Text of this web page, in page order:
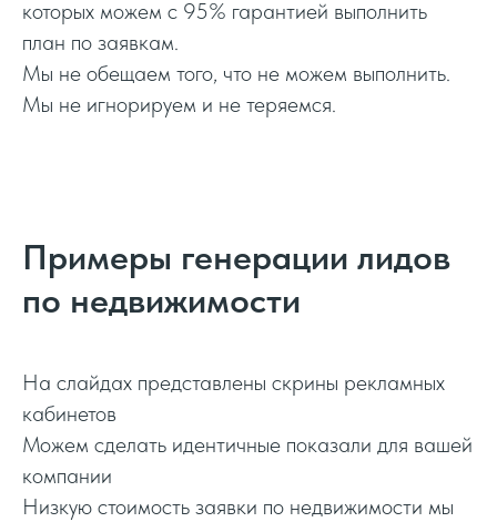
которых можем с 95% гарантией выполнить
план по заявкам.
Мы не обещаем того, что не можем выполнить.
Мы не игнорируем и не теряемся.
Примеры генерации лидов
по недвижимости
На слайдах представлены скрины рекламных
кабинетов
Можем сделать идентичные показали для вашей
компании
Низкую стоимость заявки по недвижимости мы